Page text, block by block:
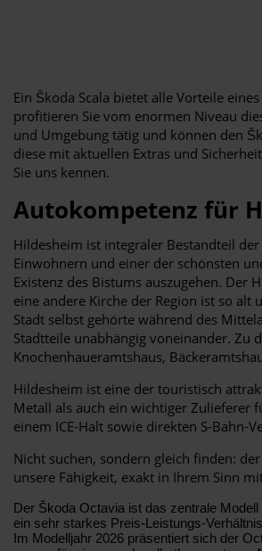
Ein Škoda Scala bietet alle Vorteile
profitieren Sie vom enormen Niveau
und Umgebung tätig und können den
diese mit aktuellen Extras und
Sie uns kennen.
Autokompetenz für
Hildesheim ist integraler Bestandteil
Einwohnern und einer der schönsten
Existenz des Bistums auszugehen.
eine andere Kirche der Region ist so
Stadt selbst gehörte während des
Stadtteile unabhängig voneinander. Zu
Knochenhaueramtshaus,
Hildesheim ist eine der touristisch
Metall als auch ein wichtiger Zulieferer
einem ICE-Halt sowie direkten S-
Nicht suchen, sondern gleich finden:
unsere Fähigkeit, exakt in Ihrem Sinn
Der Škoda Octavia ist das zentrale
ein sehr starkes Preis-Leistungs-
Im Modelljahr 2026 präsentiert sich der